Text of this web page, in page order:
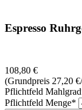
Espresso
108,80 €
(Grundpreis 27,20 €
Pflichtfeld Mahlgrad
Pflichtfeld Menge*